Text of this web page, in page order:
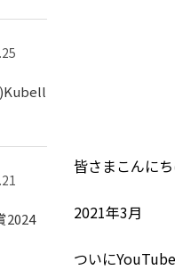
皆さまこんにち
2021年3月
ついに
2024